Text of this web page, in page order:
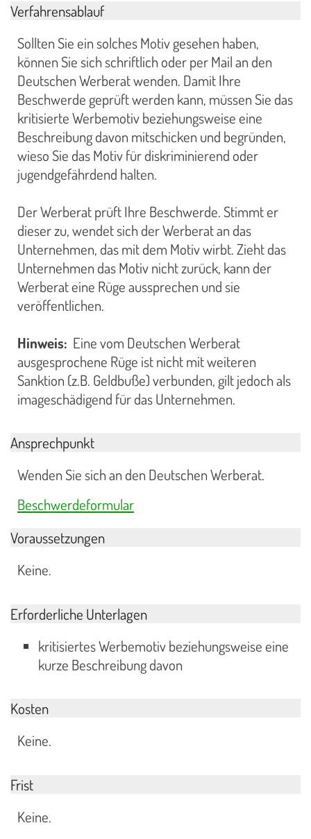
Verfahrensablauf
Sollten Sie ein solches Motiv gesehen haben,
können Sie sich schriftlich oder per Mail an den
Deutschen Werberat wenden. Damit Ihre
Beschwerde geprüft werden kann, müssen Sie das
kritisierte Werbemotiv beziehungsweise eine
Beschreibung davon mitschicken und begründen,
wieso Sie das Motiv für diskriminierend oder
jugendgefährdend halten.
Der Werberat prüft Ihre Beschwerde. Stimmt er
dieser zu, wendet sich der Werberat an das
Unternehmen, das mit dem Motiv wirbt. Zieht das
Unternehmen das Motiv nicht zurück, kann der
Werberat eine Rüge aussprechen und sie
veröffentlichen.
Hinweis: Eine vom Deutschen Werberat
ausgesprochene Rüge ist nicht mit weiteren
Sanktion (z.B. Geldbuße) verbunden, gilt jedoch als
imageschädigend für das Unternehmen.
Ansprechpunkt
Wenden Sie sich an den Deutschen Werberat.
Beschwerdeformular
Voraussetzungen
Keine.
Erforderliche Unterlagen
kritisiertes Werbemotiv beziehungsweise eine
kurze Beschreibung davon
Kosten
Keine.
Frist
Keine.